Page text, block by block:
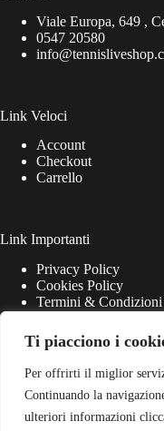
Ti piacciono i
Per offrirti il miglior
Continuando la
ulteriori informazioni
Viale Europa, 649 ,
0547 20580
Link Veloci
Account
Checkout
Carrello
Link Importanti
Privacy Policy
Cookies Policy
Termini & Condizioni